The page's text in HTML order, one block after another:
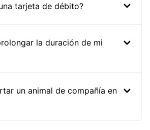
tarjeta de débito?
la duración de mi
un animal de compañía en